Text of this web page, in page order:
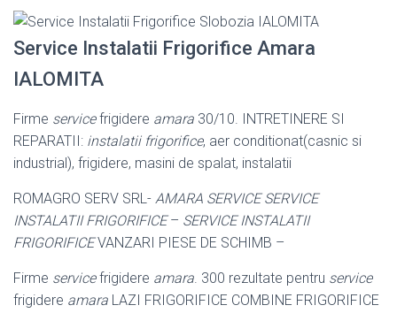
Service Instalatii Frigorifice Amara
IALOMITA
Firme servicefrigidere amara 30/10. INTRETINERE SI
REPARATII: instalatii frigorifice, aer conditionat(casnic si
industrial), frigidere, masini de spalat, instalatii
ROMAGRO SERV SRL- AMARA SERVICE SERVICE
INSTALATII FRIGORIFICE– SERVICE INSTALATII
FRIGORIFICEVANZARI PIESE DE SCHIMB –
Firme servicefrigidere amara. 300 rezultate pentru service
frigidere amara LAZI FRIGORIFICE COMBINE FRIGORIFICE